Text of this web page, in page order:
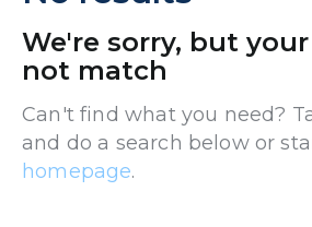
Qué hacemos
Comunicaciones
We're sorry, but
not match
Can't find what you need?
and do a search below or
homepage.